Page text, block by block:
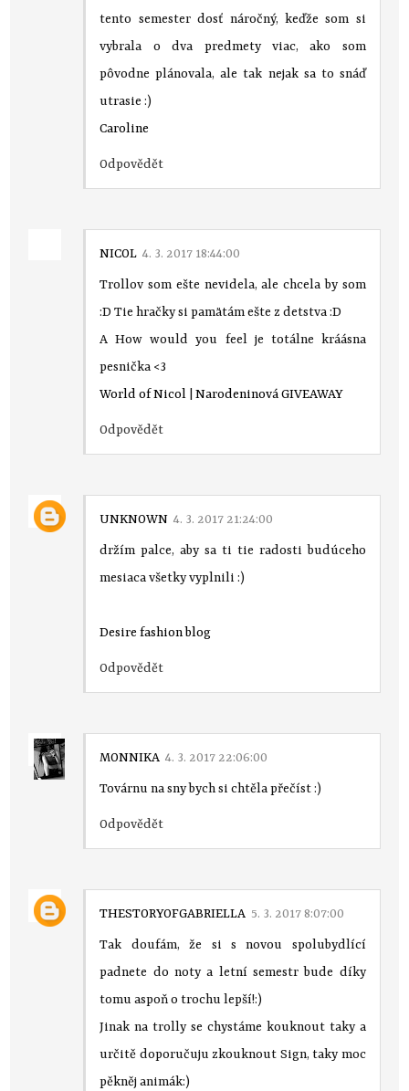
tento semester dosť náročný, keďže som si
vybrala o dva predmety viac, ako som
pôvodne plánovala, ale tak nejak sa to snáď
utrasie :)
Caroline
Odpovědět
NICOL 4. 3. 2017 18:44:00
Trollov som ešte nevidela, ale chcela by som
:D Tie hračky si pamätám ešte z detstva :D
A How would you feel je totálne kráásna
pesnička <3
World of Nicol |Narodeninová GIVEAWAY
Odpovědět
UNKNOWN 4. 3. 2017 21:24:00
držím palce, aby sa ti tie radosti budúceho
mesiaca všetky vyplnili :)
Desire fashion blog
Odpovědět
MONNIKA 4. 3. 2017 22:06:00
Továrnu na sny bych si chtěla přečíst :)
Odpovědět
THESTORYOFGABRIELLA 5. 3. 2017 8:07:00
Tak doufám, že si s novou spolubydlící
padnete do noty a letní semestr bude díky
tomu aspoň o trochu lepší!:)
Jinak na trolly se chystáme kouknout taky a
určitě doporučuju zkouknout Sign, taky moc
pěkněj animák:)